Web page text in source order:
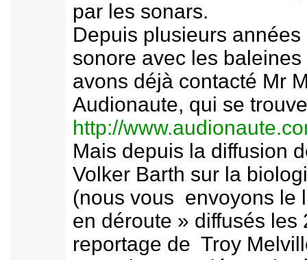
par les sonars.
Depuis plusieurs
sonore avec les
avons déjà contacté Mr
Audionaute, qui se
http://
Mais depuis la diffusion
Volker Barth sur la
(nous vous envoyons le
en déroute » diffusés les
reportage de Troy